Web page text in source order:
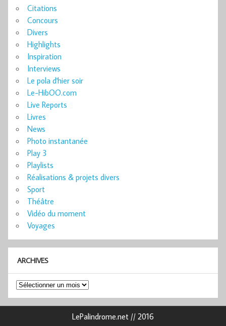
Citations
Concours
Divers
Highlights
Inspiration
Interviews
Le pola d'hier soir
Le-HibOO.com
Live Reports
Livres
News
Photo instantanée
Play 3
Playlists
Réalisations & projets divers
Sport
Théâtre
Vidéo du moment
Voyages
ARCHIVES
Archives
LePalindrome.net // 2016